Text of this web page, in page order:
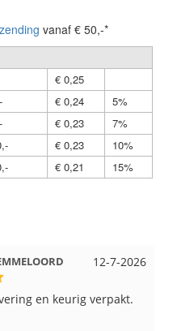
vanaf € 50,-*
€ 0,25
€ 0,24
5%
€ 0,23
7%
€ 0,23
10%
€ 0,21 15%
12-7-2026
en keurig verpakt.